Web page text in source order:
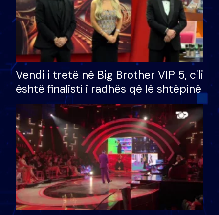
Vendi i tretë në Big Brother VIP 5, cili
është finalisti i radhës që lë shtëpinë